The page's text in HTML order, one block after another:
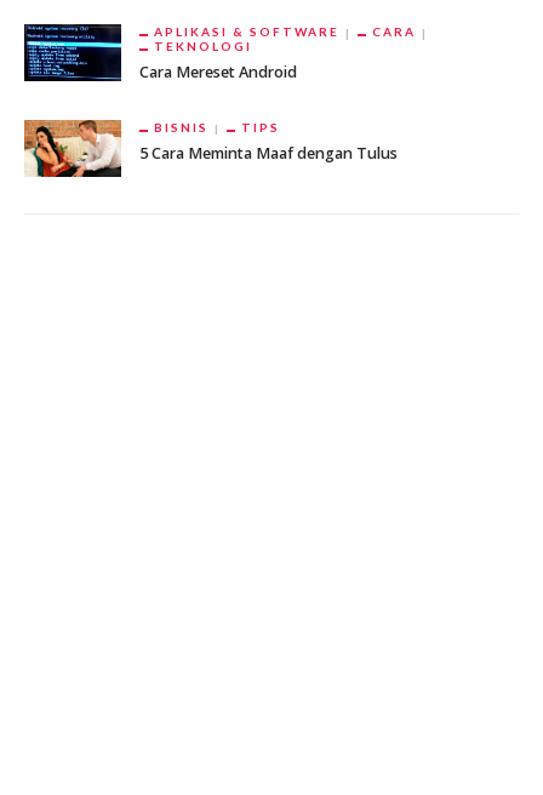
APLIKASI & SOFTWARE
CARA
TEKNOLOGI
Cara Mereset Android
BISNIS TIPS
5 Cara Meminta Maaf dengan Tulus